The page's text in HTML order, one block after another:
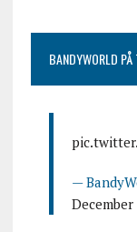
BANDYWORLD
—
December